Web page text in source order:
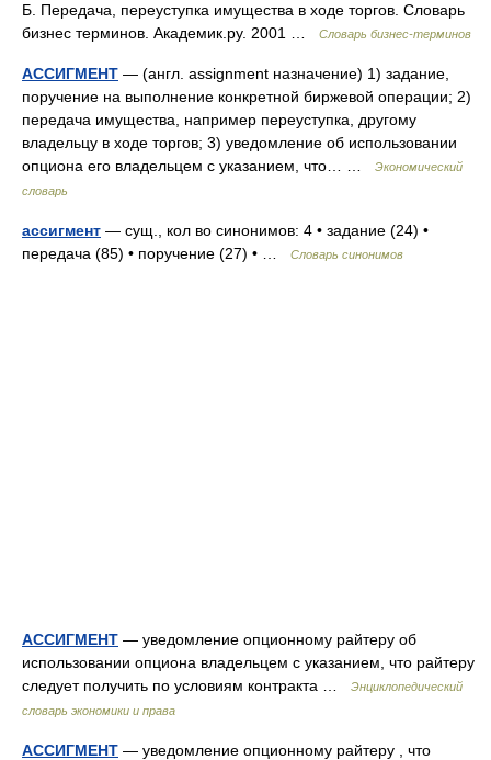
Б. Передача, переуступка имущества в ходе торгов. Словарь
бизнес терминов. Академик.ру. 2001 …
Словарь бизнес-терминов
АССИГМЕНТ — (англ. assignment назначение) 1) задание,
поручение на выполнение конкретной биржевой операции; 2)
передача имущества, например переуступка, другому
владельцу в ходе торгов; 3) уведомление об использовании
опциона его владельцем с указанием, что… …
Экономический
словарь
ассигмент — сущ., кол во синонимов: 4 • задание (24) •
передача (85) • поручение (27) • …
Словарь синонимов
АССИГМЕНТ — уведомление опционному райтеру об
использовании опциона владельцем с указанием, что райтеру
следует получить по условиям контракта …
Энциклопедический
словарь экономики и права
АССИГМЕНТ — уведомление опционному райтеру , что